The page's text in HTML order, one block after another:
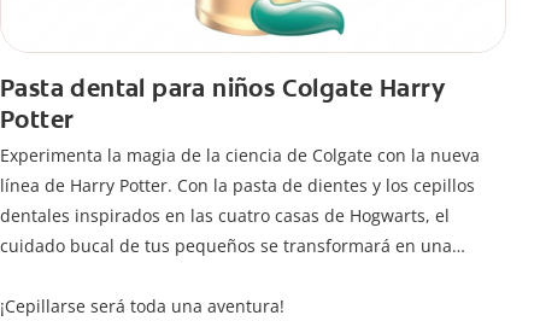
Pasta dental para niños Colgate Harry
Potter
Experimenta la magia de la ciencia de Colgate con la nueva
línea de Harry Potter. Con la pasta de dientes y los cepillos
dentales inspirados en las cuatro casas de Hogwarts, el
cuidado bucal de tus pequeños se transformará en una
¡Cepillarse será toda una aventura!